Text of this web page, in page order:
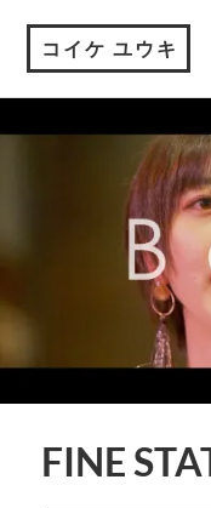
コイケ ユウキ
FINE